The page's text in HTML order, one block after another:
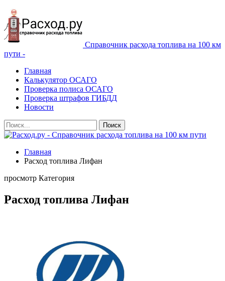
Справочник расхода топлива на 100 км
пути -
Главная
Калькулятор ОСАГО
Проверка полиса ОСАГО
Проверка штрафов ГИБДД
Новости
Главная
Расход топлива Лифан
просмотр Категория
Расход топлива Лифан